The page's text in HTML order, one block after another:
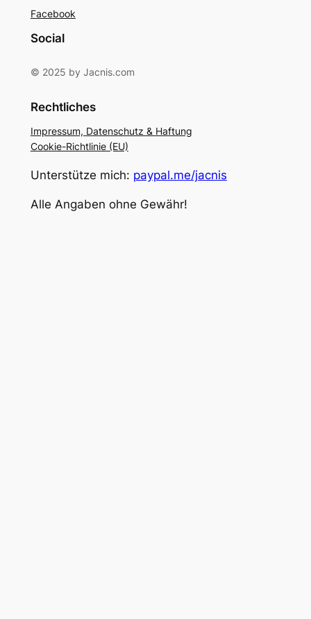
Facebook
Social
© 2025 by Jacnis.com
Rechtliches
Impressum, Datenschutz & Haftung
Cookie-Richtlinie (EU)
Unterstütze mich: paypal.me/jacnis
Alle Angaben ohne Gewähr!